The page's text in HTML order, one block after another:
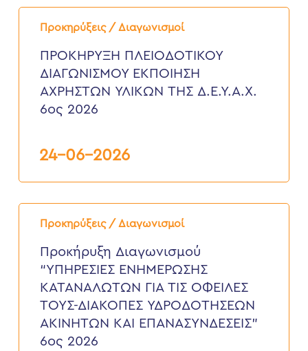
Προκηρύξεις / Διαγωνισμοί
ΠΡΟΚΗΡΥΞΗ
ΠΛΕΙΟΔΟΤΙΚΟΥ
ΕΚΠΟΙΗΣΗ
ΑΧΡΗΣΤΩΝ
ΥΛΙΚΩΝ
Δ.Ε.Υ.Α.Χ.
ΠΡΟΚΗΡΥΞΗ ΠΛΕΙΟΔΟΤΙΚΟΥ
ΔΙΑΓΩΝΙΣΜΟΥ ΕΚΠΟΙΗΣΗ
ΑΧΡΗΣΤΩΝ ΥΛΙΚΩΝ ΤΗΣ Δ.Ε.Υ.Α.Χ.
6ος 2026
24-06-2026
Προκηρύξεις / Διαγωνισμοί
Προκήρυξη
Διαγωνισμού
ΕΝΗΜΕΡΩΣΗΣ
ΚΑΤΑΝΑΛΩΤΩΝ
ΟΦΕΙΛΕΣ
ΤΟΥΣ-
ΔΙΑΚΟΠΕΣ
ΑΚΙΝΗΤΩΝ
Προκήρυξη Διαγωνισμού
“ΥΠΗΡΕΣΙΕΣ ΕΝΗΜΕΡΩΣΗΣ
ΚΑΤΑΝΑΛΩΤΩΝ ΓΙΑ ΤΙΣ ΟΦΕΙΛΕΣ
ΤΟΥΣ-ΔΙΑΚΟΠΕΣ ΥΔΡΟΔΟΤΗΣΕΩΝ
ΑΚΙΝΗΤΩΝ ΚΑΙ ΕΠΑΝΑΣΥΝΔΕΣΕΙΣ”
6ος 2026